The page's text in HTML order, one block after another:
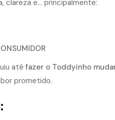
clareza e… principalmente:
até fazer o Toddyinho
prometido.